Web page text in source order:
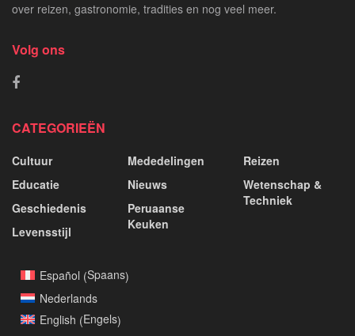
over reizen, gastronomie, tradities en nog veel meer.
Volg ons
CATEGORIEËN
Cultuur
Educatie
Geschiedenis
Levensstijl
Mededelingen
Nieuws
Peruaanse
Keuken
Reizen
Wetenschap &
Techniek
Español (Spaans)
Nederlands
English (Engels)